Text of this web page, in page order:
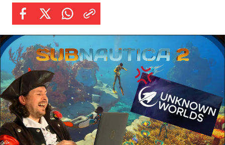
proyecto a alzar la voz para frenar la actitud
descarada de estos usuarios. Poco […]